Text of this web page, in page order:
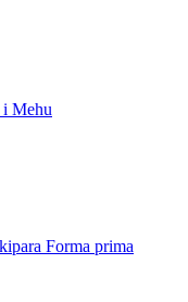
i Mehu
Forma prima